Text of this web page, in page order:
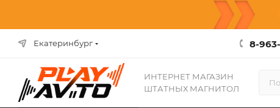
Екатеринбург 8-
ИНТЕРНЕТ МАГАЗИН
ШТАТНЫХ МАГНИТОЛ